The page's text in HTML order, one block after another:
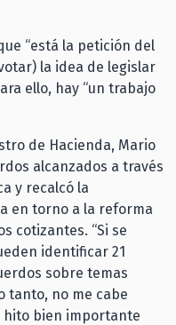
“está la petición del
la idea de legislar
ello, hay “un trabajo
de Hacienda, Mario
alcanzados a través
y recalcó la
en torno a la reforma
cotizantes. “Si se
identificar 21
sobre temas
tanto, no me cabe
hito bien importante